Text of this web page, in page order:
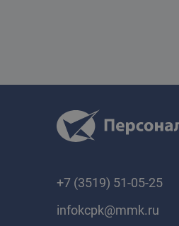
+7 (3519) 51-05-25
infokcpk@mmk.ru